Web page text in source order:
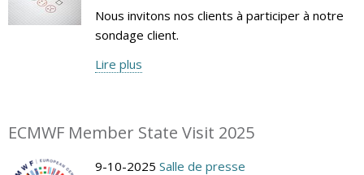
Nous invitons nos clients à participer à notre
sondage client.
Lire plus
ECMWF Member State Visit 2025
9-10-2025 Salle de presse